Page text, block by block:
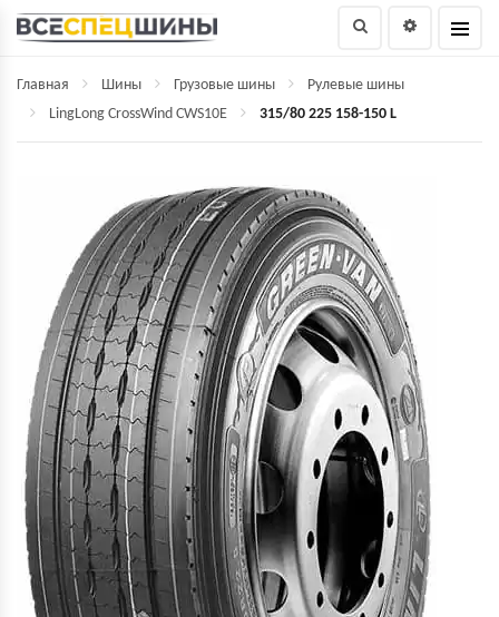
Главная Шины Грузовые шины
Рулевые шины
LingLong CrossWind CWS10E
315/80 225 158-150 L